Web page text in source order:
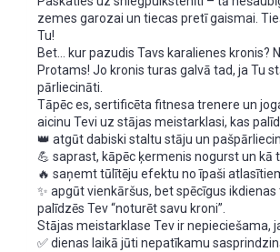
zemes garozai un tiecas pretī gaismai.
Tu!
Bet… kur pazudis Tavs karalienes kronis?
Protams! Jo kronis turas galvā tad, ja Tu
pārliecināti.
Tāpēc es, sertificēta fitnesa trenere un
aicinu Tevi uz stājas meistarklasi, kas
👑 atgūt dabiski staltu stāju un
💪 saprast, kāpēc ķermenis nogurst un kā
🔥 saņemt tūlītēju efektu no īpaši
✨ apgūt vienkāršus, bet spēcīgus ikdienas
palīdzēs Tev “noturēt savu kroni”.
Stājas meistarklase Tev ir nepieciešama,
✅ dienas laikā jūti nepatīkamu